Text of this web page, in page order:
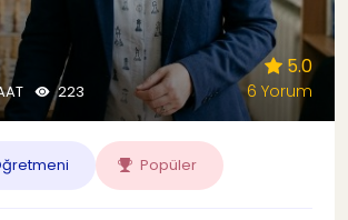
223
5.0
6 Yorum
Popüler